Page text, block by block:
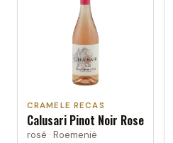
CRAMELE RECAS
Calusari Pinot Noir Rose
rosé · Roemenië